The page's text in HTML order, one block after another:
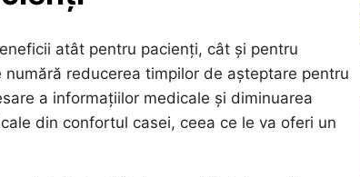
atât pentru pacienți, cât și pentru
reducerea timpilor de așteptare pentru
a informațiilor medicale și diminuarea
din confortul casei, ceea ce le va oferi un